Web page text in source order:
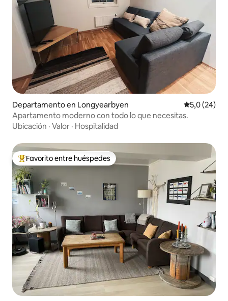
Departamento en Longyearbyen Calificación
5,0 (24)
Apartamento moderno con todo lo que necesitas.
Ubicación · Valor · Hospitalidad
Favorito entre los huéspedes más destacados
Favorito entre huéspedes